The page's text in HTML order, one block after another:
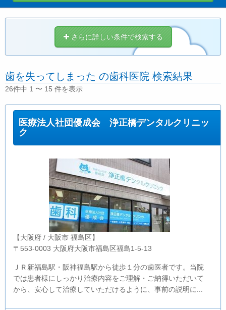
さらに詳しい条件で検索する
歯を失ってしまった の歯科医院 検索結果
26件中 1 〜 15 件を表示
医療法人社団優成会 浄正橋デンタルクリニッ
ク
【大阪府 / 大阪市 福島区】
〒553-0003 大阪府大阪市福島区福島1-5-13
ＪＲ新福島駅・阪神福島駅から徒歩１分の歯医者です。当院
では患者様にしっかり治療内容をご理解・ご納得いただいて
から、安心して治療していただけるように、事前の説明に...